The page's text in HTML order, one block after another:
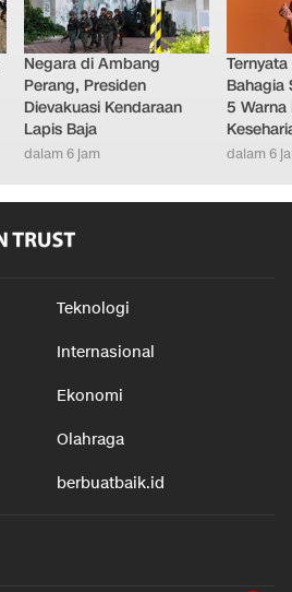
Negara di Ambang
Perang, Presiden
Dievakuasi Kendaraan
Lapis Baja
dalam 6 jam
Bahagia
5
dalam 6
Teknologi
Internasional
Ekonomi
Olahraga
berbuatbaik.id